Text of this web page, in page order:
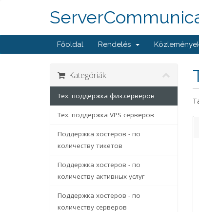
Főoldal Rendelés
Kategóriák
Тех. поддержка физ.серверов
Тех. поддержка VPS серверов
Поддержка хостеров - по
количеству тикетов
Поддержка хостеров - по
количеству активных услуг
Поддержка хостеров - по
количеству серверов